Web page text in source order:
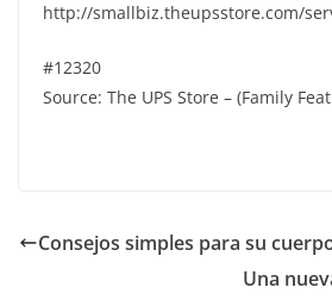
http://smallbiz.theupsstore.com/
#12320
Source: The UPS Store – (Family
Consejos simples para su
Una